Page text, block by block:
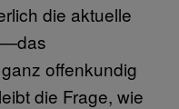
die aktuelle
offenkundig
die Frage, wie